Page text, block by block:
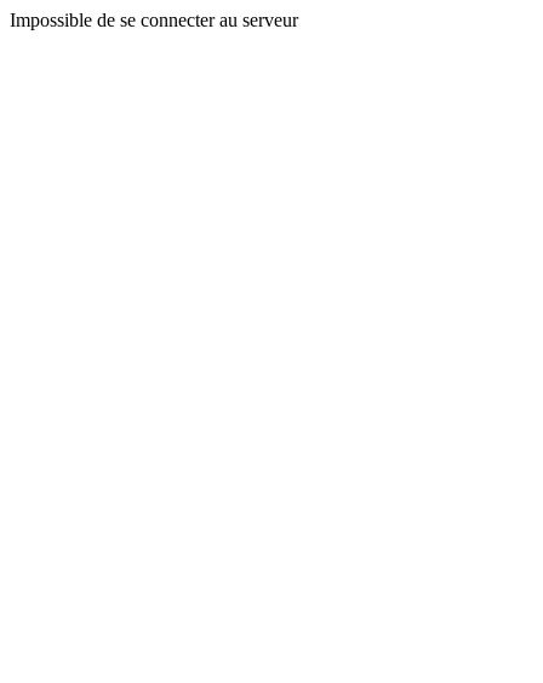
Impossible de se connecter au serveur